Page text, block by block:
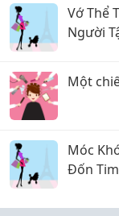
Vớ Thể
Người
Một
Móc
Đốn